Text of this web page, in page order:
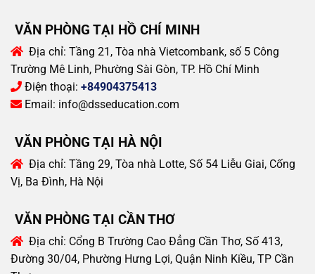
VĂN PHÒNG TẠI HỒ CHÍ MINH
Địa chỉ: Tầng 21, Tòa nhà Vietcombank, số 5 Công
Trường Mê Linh, Phường Sài Gòn, TP. Hồ Chí Minh
Điện thoại: +84904375413
Email: info@dsseducation.com
VĂN PHÒNG TẠI HÀ NỘI
Địa chỉ: Tầng 29, Tòa nhà Lotte, Số 54 Liễu Giai, Cống
Vị, Ba Đình, Hà Nội
VĂN PHÒNG TẠI CẦN THƠ
Địa chỉ: Cổng B Trường Cao Đẳng Cần Thơ, Số 413,
Đường 30/04, Phường Hưng Lợi, Quận Ninh Kiều, TP Cần